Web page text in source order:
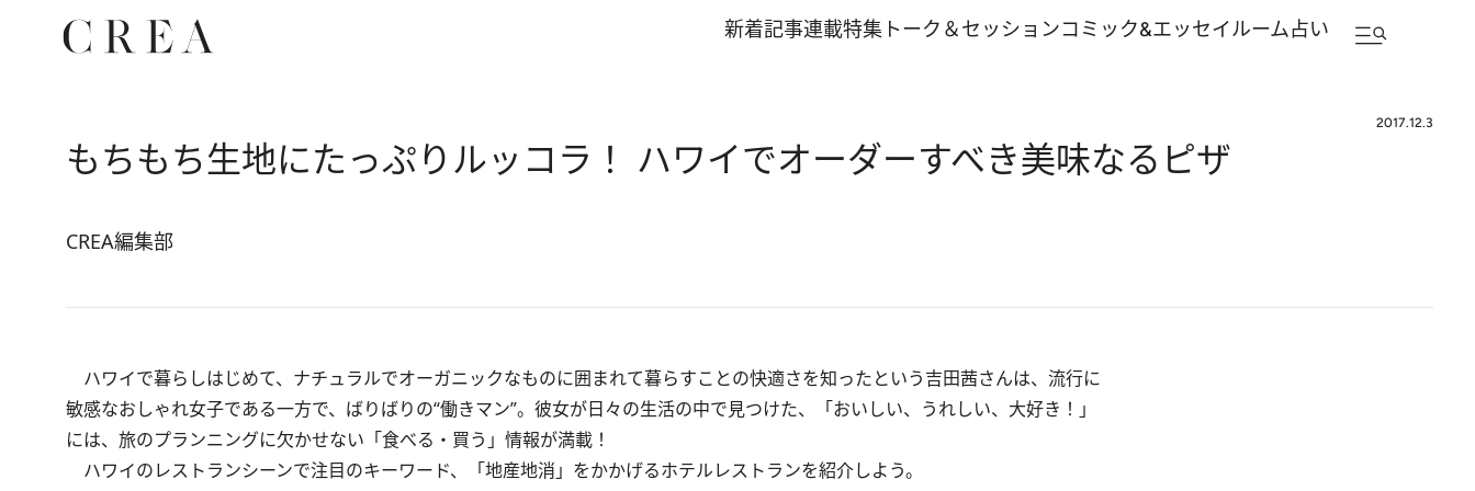
新着記事連載特集 トーク＆セッションコミック&エッセイルーム占い
2017.12.3
もちもち生地にたっぷりルッコラ！ ハワイでオーダーすべき美味なるピザ
CREA編集部
ハワイで暮らしはじめて、ナチュラルでオーガニックなものに囲まれて暮らすことの快適さを知ったという吉田茜さんは、流行に
敏感なおしゃれ女子である一方で、ばりばりの“働きマン”。彼女が日々の生活の中で見つけた、「おいしい、うれしい、大好き！」
には、旅のプランニングに欠かせない「食べる・買う」情報が満載！
ハワイのレストランシーンで注目のキーワード、「地産地消」をかかげるホテルレストランを紹介しよう。